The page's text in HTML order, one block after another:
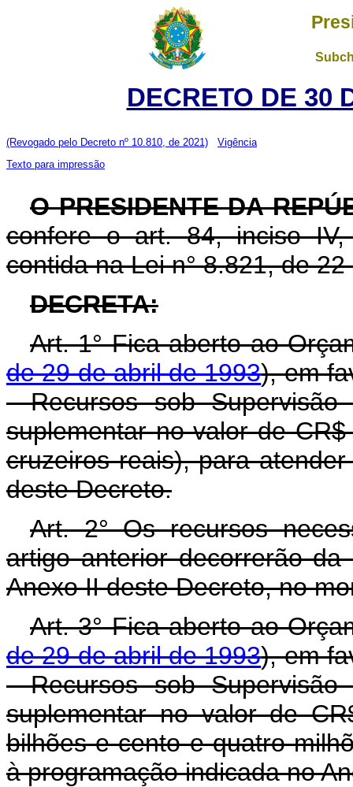
DECRETO DE 30
(Revogado pelo Decreto nº 10.810, de 2021)
Vigência
Texto para impressão
O PRESIDENTE DA
confere o art. 84, inciso
contida na Lei n° 8.821, de
DECRETA:
Art. 1° Fica aberto ao
de 29 de abril de 1993), em
- Recursos sob
suplementar no valor de
cruzeiros reais), para
deste Decreto.
Art. 2° Os recursos
artigo anterior decorrerão
Anexo II deste Decreto, no
Art. 3° Fica aberto ao
de 29 de abril de 1993), em
- Recursos sob
suplementar no valor de
bilhões e cento e quatro
à programação indicada no